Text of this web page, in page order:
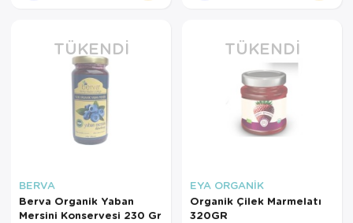
TÜKENDI
BERVA
Berva Organik Yaban
Mersini Konservesi 230 Gr
TÜKENDI
EYA ORGANİK
Organik Çilek Marmelatı
320GR